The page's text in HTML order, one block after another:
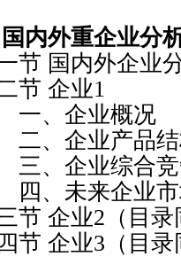
内外重企业分
国内外企业分
企业1
企业概况
业产品结构
业综合竞争
来企业市
企业2（目录
企业3（目录